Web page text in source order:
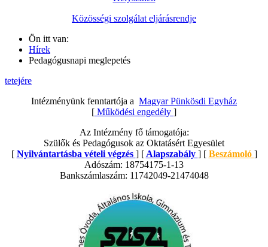
Közösségi szolgálat eljárásrendje
Ön itt van:
Hírek
Pedagógusnapi meglepetés
tetejére
Intézményünk fenntartója a Magyar Pünkösdi Egyház
[ Működési engedély ]
Az Intézmény fő támogatója:
Szülők és Pedagógusok az Oktatásért Egyesület
[ Nyilvántartásba vételi végzés ] [ Alapszabály ] [ Beszámoló ]
Adószám: 18754175-1-13
Bankszámlaszám: 11742049-21474048